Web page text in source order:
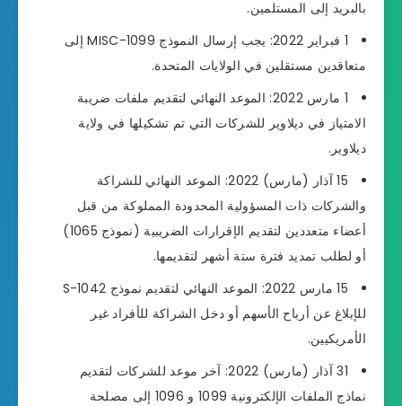
بالبريد إلى المستلمين.
1 فبراير 2022: يجب إرسال النموذج 1099-MISC إلى
متعاقدين مستقلين في الولايات المتحدة.
1 مارس 2022: الموعد النهائي لتقديم ملفات ضريبة
الامتياز في ديلاوير للشركات التي تم تشكيلها في ولاية
ديلاوير.
15 آذار (مارس) 2022: الموعد النهائي للشراكة
والشركات ذات المسؤولية المحدودة المملوكة من قبل
أعضاء متعددين لتقديم الإقرارات الضريبية (نموذج 1065)
أو لطلب تمديد فترة ستة أشهر لتقديمها.
15 مارس 2022: الموعد النهائي لتقديم نموذج 1042-S
للإبلاغ عن أرباح الأسهم أو دخل الشراكة للأفراد غير
الأمريكيين.
31 آذار (مارس) 2022: آخر موعد للشركات لتقديم
نماذج الملفات الإلكترونية 1099 و 1096 إلى مصلحة